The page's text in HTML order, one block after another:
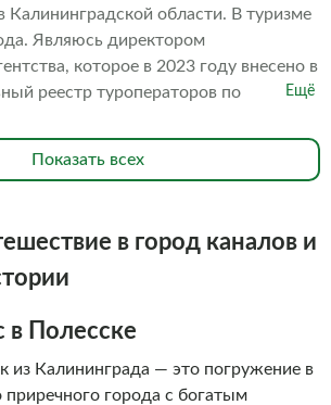
Калининградской области. В туризме
Являюсь директором
которое в 2023 году внесено в
реестр туроператоров по
Тапиау, Башни Востока. Имею
экскурсий в
собора.
Ещё
Показать всех
в город каналов и
в Полесске
из Калининграда — это погружение в
приречного города с богатым